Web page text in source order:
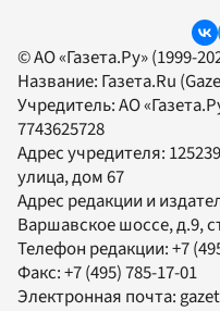
© АО «Газета.Ру» (1999-
Название: Газета.Ru
Учредитель:АО
7743625728
Адрес учредителя:
улица, дом 67
Адрес редакции и
Варшавское шоссе, д.9,
Телефон редакции:+7
Факс:+7 (495) 785-17-01
Электронная почта: